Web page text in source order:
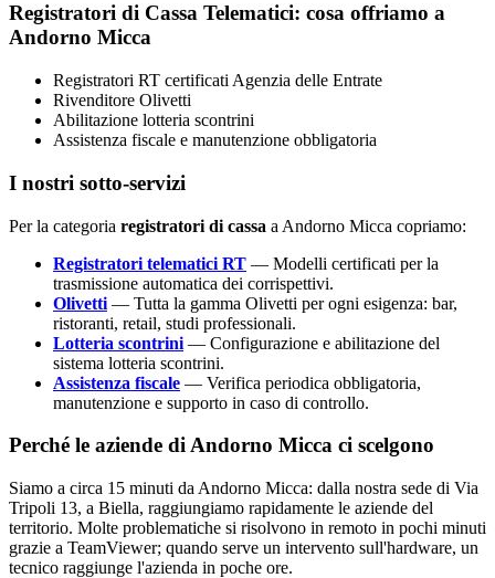
Registratori di Cassa Telematici: cosa offriamo a
Andorno Micca
Registratori RT certificati Agenzia delle Entrate
Rivenditore Olivetti
Abilitazione lotteria scontrini
Assistenza fiscale e manutenzione obbligatoria
I nostri sotto-servizi
Per la categoria registratori di cassa a Andorno Micca copriamo:
Registratori telematici RT — Modelli certificati per la
trasmissione automatica dei corrispettivi.
Olivetti — Tutta la gamma Olivetti per ogni esigenza: bar,
ristoranti, retail, studi professionali.
Lotteria scontrini — Configurazione e abilitazione del
sistema lotteria scontrini.
Assistenza fiscale — Verifica periodica obbligatoria,
manutenzione e supporto in caso di controllo.
Perché le aziende di Andorno Micca ci scelgono
Siamo a circa 15 minuti da Andorno Micca: dalla nostra sede di Via
Tripoli 13, a Biella, raggiungiamo rapidamente le aziende del
territorio. Molte problematiche si risolvono in remoto in pochi minuti
grazie a TeamViewer; quando serve un intervento sull'hardware, un
tecnico raggiunge l'azienda in poche ore.